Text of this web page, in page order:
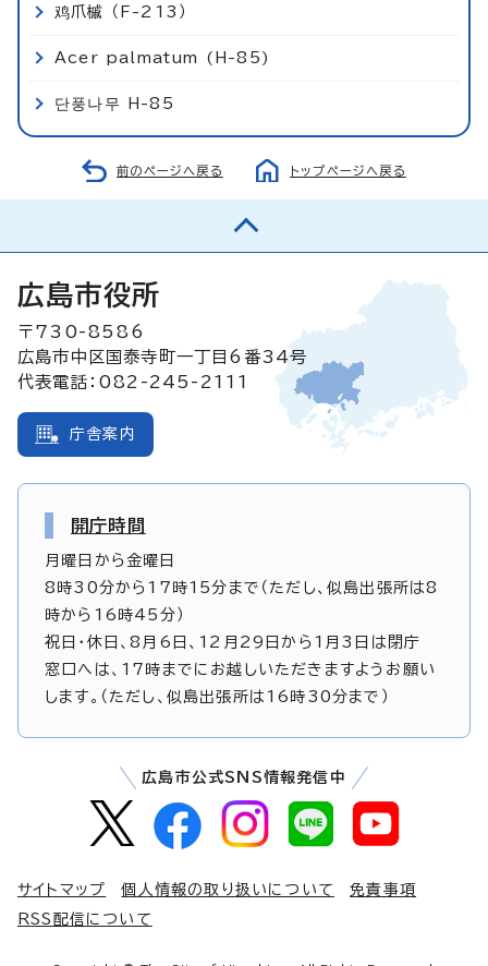
鸡爪槭 （F-213）
Acer palmatum (H-85)
단풍나무 H-85
前のページへ戻る トップページへ戻る
広島市役所
〒730-8586
広島市中区国泰寺町一丁目6番34号
代表電話：082-245-2111
庁舎案内
開庁時間
月曜日から金曜日
8時30分から17時15分まで（ただし、似島出張所は8
時から16時45分）
祝日・休日、8月6日、12月29日から1月3日は閉庁
窓口へは、17時までにお越しいただきますようお願い
します。（ただし、似島出張所は16時30分まで）
広島市公式SNS情報発信中
サイトマップ 個人情報の取り扱いについて
免責事項
RSS配信について